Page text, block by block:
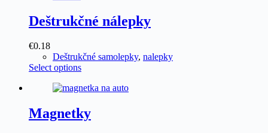
Deštrukčné nálepky
€0.18
Deštrukčné samolepky, nalepky
Select options
Magnetky